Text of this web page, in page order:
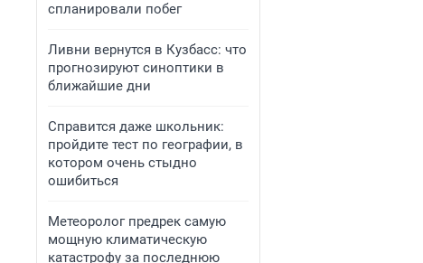
спланировали побег
Ливни вернутся в Кузбасс: что
прогнозируют синоптики в
ближайшие дни
Справится даже школьник:
пройдите тест по географии, в
котором очень стыдно
ошибиться
Метеоролог предрек самую
мощную климатическую
катастрофу за последнюю